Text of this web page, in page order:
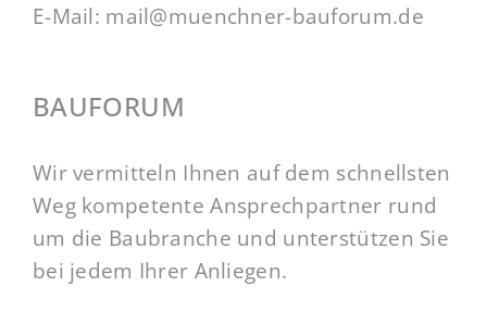
E-Mail: mail@muenchner-bauforum.de
BAUFORUM
Wir vermitteln Ihnen auf dem schnellsten
Weg kompetente Ansprechpartner rund
um die Baubranche und unterstützen Sie
bei jedem Ihrer Anliegen.